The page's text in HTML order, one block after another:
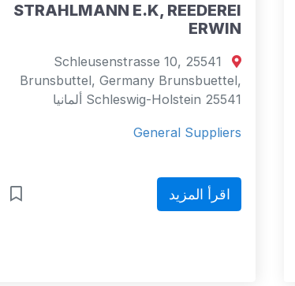
STRAHLMANN E.K, REEDEREI
ERWIN
Schleusenstrasse 10, 25541
Brunsbuttel, Germany Brunsbuettel,
Schleswig-Holstein 25541 ألمانيا
General Suppliers
اقرأ المزيد